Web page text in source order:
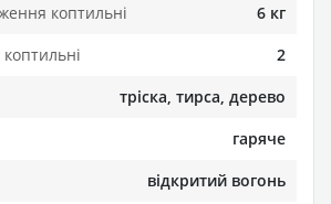
коптильні
6 кг
коптильні
2
тріска, тирса, дерево
гаряче
відкритий вогонь